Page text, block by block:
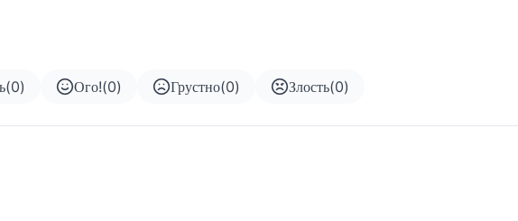
(0) Ого!(0) Грустно(0) Злость(0)